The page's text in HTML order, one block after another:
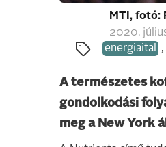
MTI, fotó:
2020.
energiaital
,
A természetes
gondolkodási
meg a New York